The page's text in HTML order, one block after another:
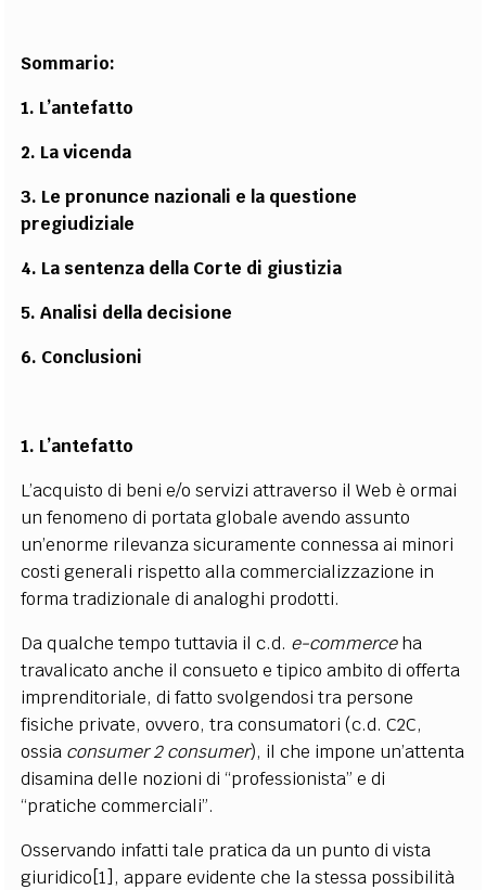
Sommario:
1. L’antefatto
2. La vicenda
3. Le pronunce nazionali e la questione
pregiudiziale
4. La sentenza della Corte di giustizia
5. Analisi della decisione
6. Conclusioni
1. L’antefatto
L’acquisto di beni e/o servizi attraverso il Web è ormai
un fenomeno di portata globale avendo assunto
un’enorme rilevanza sicuramente connessa ai minori
costi generali rispetto alla commercializzazione in
forma tradizionale di analoghi prodotti.
Da qualche tempo tuttavia il c.d. e-commerceha
travalicato anche il consueto e tipico ambito di offerta
imprenditoriale, di fatto svolgendosi tra persone
fisiche private, ovvero, tra consumatori (c.d. C2C,
ossia consumer 2 consumer), il che impone un’attenta
disamina delle nozioni di “professionista” e di
“pratiche commerciali”.
Osservando infatti tale pratica da un punto di vista
giuridico[1], appare evidente che la stessa possibilità